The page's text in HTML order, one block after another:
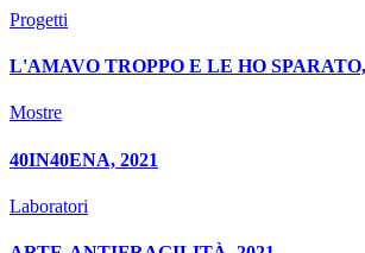
Progetti
L'AMAVO TROPPO E LE HO
Mostre
40IN40ENA, 2021
Laboratori